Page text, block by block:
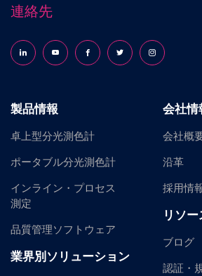
連絡先
Follow us on LinkedInFollow us on YouTubeFollow us on Facebook
Follow us on X (formerly
Follow us on
製品情報
卓上型分光測色計
ポータブル分光測色計
インライン・プロセス
測定
品質管理ソフトウェア
業界別ソリューション
会社情
会社概
沿革
採用情
リソー
ブログ
認証・